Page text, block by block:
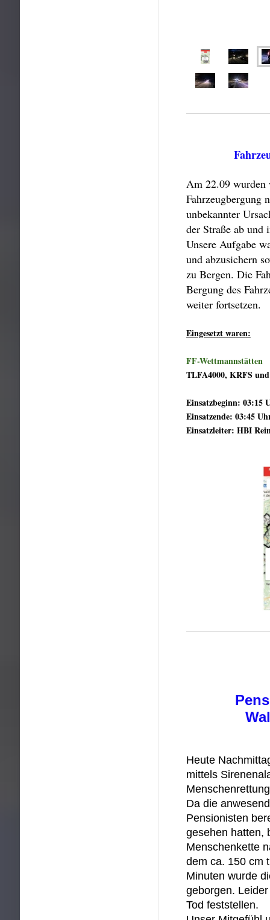
Am 22.09 wurden
Fahrzeugbergung
unbekannter
der Straße ab und
Unsere Aufgabe
und abzusichern
zu Bergen. Die
Bergung des
weiter fortsetzen.
Eingesetzt waren:
FF-Wettmannstätten
TLFA4000, KRFS
Einsatzbeginn: 03:15
Einsatzende: 03:45
Einsatzleiter: HBI
Heute
mittels
Da die
Pensionisten
gesehen hatten,
Menschenkette
dem ca. 150 cm
Minuten wurde
geborgen.
Tod feststellen.